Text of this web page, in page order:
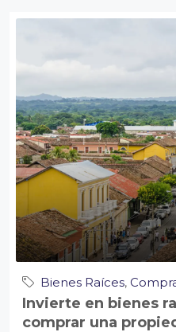
Bienes Raíces,
Invierte en bienes
comprar una